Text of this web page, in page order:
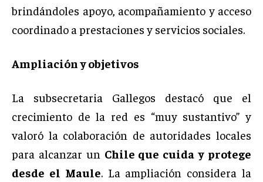
brindándoles apoyo, acompañamiento y acceso
coordinado a prestaciones y servicios sociales.
Ampliación y objetivos
La subsecretaria Gallegos destacó que el
crecimiento de la red es “muy sustantivo” y
valoró la colaboración de autoridades locales
para alcanzar un Chile que cuida y protege
desde el Maule. La ampliación considera la